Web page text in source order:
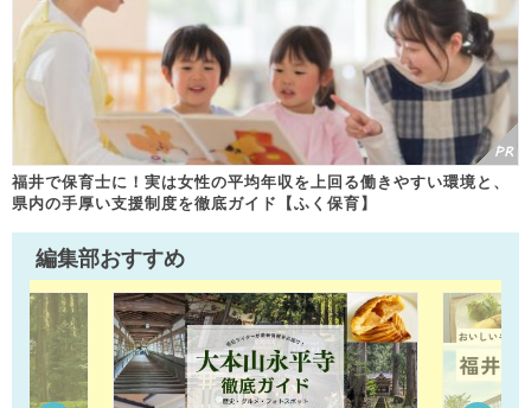
福井で保育士に！実は女性の平均年収を上回る働きやすい環境と、
県内の手厚い支援制度を徹底ガイド【ふく保育】
編集部おすすめ